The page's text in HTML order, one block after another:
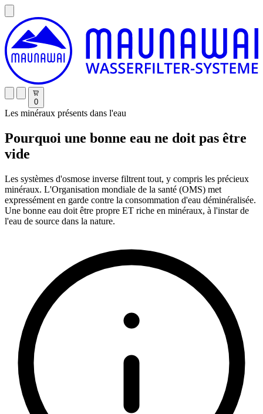
0
Les minéraux présents dans l'eau
Pourquoi une bonne eau ne doit pas être
vide
Les systèmes d'osmose inverse filtrent tout, y compris les précieux
minéraux. L'Organisation mondiale de la santé (OMS) met
expressément en garde contre la consommation d'eau déminéralisée.
Une bonne eau doit être propre ET riche en minéraux, à l'instar de
l'eau de source dans la nature.